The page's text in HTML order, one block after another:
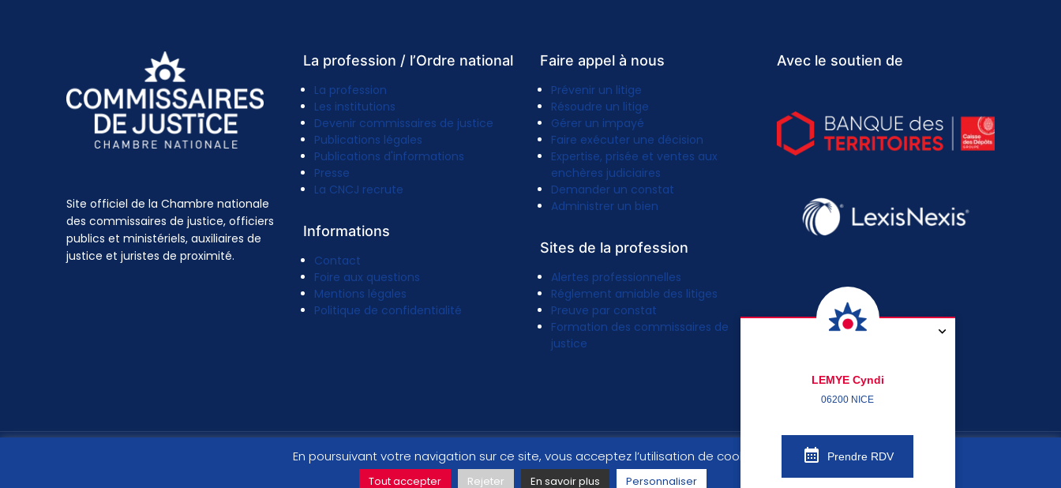
Site officiel de la Chambre nationale
des commissaires de justice, officiers
publics et ministériels, auxiliaires de
justice et juristes de proximité.
La profession / l’Ordre national
La profession
Les institutions
Devenir commissaires de justice
Publications légales
Publications d'informations
Presse
La CNCJ recrute
Informations
Contact
Foire aux questions
Mentions légales
Politique de confidentialité
Faire appel à nous
Prévenir un litige
Résoudre un litige
Gérer un impayé
Faire exécuter une décision
Expertise, prisée et ventes aux
enchères judiciaires
Demander un constat
Administrer un bien
Sites de la profession
Alertes professionnelles
Réglement amiable des litiges
Preuve par constat
Formation des commissaires de
justice
Avec le soutien de
© 2026 - Site officiel des commissaires de justice.En poursuivant votre navigation sur ce site, vous acceptez l’utilisation de cookies
Tout accepter Rejeter En savoir plus Personnaliser
LEMYE Cyndi
06200 NICE
Prendre RDV